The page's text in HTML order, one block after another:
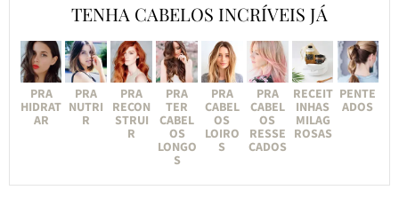
TENHA CABELOS INCRÍVEIS JÁ
PRA
HIDRAT
AR
PRA
NUTRI
R
PRA
RECON
STRUI
R
PRA
TER
CABEL
OS
LONGO
S
PRA
CABEL
OS
LOIRO
S
PRA
CABEL
OS
RESSE
CADOS
RECEIT
INHAS
MILAG
ROSAS
PENTE
ADOS